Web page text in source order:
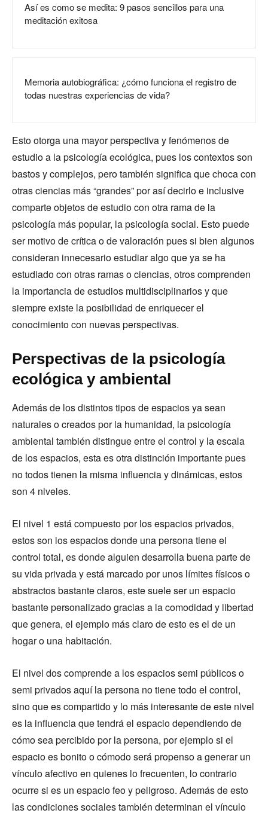
Así es como se medita: 9 pasos sencillos para una
meditación exitosa
Memoria autobiográfica: ¿cómo funciona el registro de
todas nuestras experiencias de vida?
Esto otorga una mayor perspectiva y fenómenos de
estudio a la psicología ecológica, pues los contextos son
bastos y complejos, pero también significa que choca con
otras ciencias más “grandes” por así decirlo e inclusive
comparte objetos de estudio con otra rama de la
psicología más popular, la psicología social. Esto puede
ser motivo de crítica o de valoración pues si bien algunos
consideran innecesario estudiar algo que ya se ha
estudiado con otras ramas o ciencias, otros comprenden
la importancia de estudios multidisciplinarios y que
siempre existe la posibilidad de enriquecer el
conocimiento con nuevas perspectivas.
Perspectivas de la psicología
ecológica y ambiental
Además de los distintos tipos de espacios ya sean
naturales o creados por la humanidad, la psicología
ambiental también distingue entre el control y la escala
de los espacios, esta es otra distinción importante pues
no todos tienen la misma influencia y dinámicas, estos
son 4 niveles.
El nivel 1 está compuesto por los espacios privados,
estos son los espacios donde una persona tiene el
control total, es donde alguien desarrolla buena parte de
su vida privada y está marcado por unos límites físicos o
abstractos bastante claros, este suele ser un espacio
bastante personalizado gracias a la comodidad y libertad
que genera, el ejemplo más claro de esto es el de un
hogar o una habitación.
El nivel dos comprende a los espacios semi públicos o
semi privados aquí la persona no tiene todo el control,
sino que es compartido y lo más interesante de este nivel
es la influencia que tendrá el espacio dependiendo de
cómo sea percibido por la persona, por ejemplo si el
espacio es bonito o cómodo será propenso a generar un
vínculo afectivo en quienes lo frecuenten, lo contrario
ocurre si es un espacio feo y peligroso. Además de esto
las condiciones sociales también determinan el vínculo